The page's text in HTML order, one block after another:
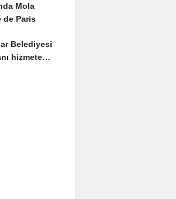
Mola
de Paris
Belediyesi
hizmete